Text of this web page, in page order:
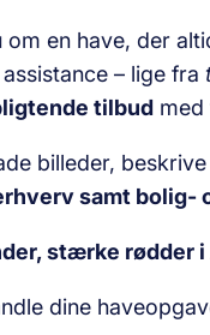
om en have, der
– lige fra
tilbudmed
billeder,
samt bolig-
stærke rødder i
dine